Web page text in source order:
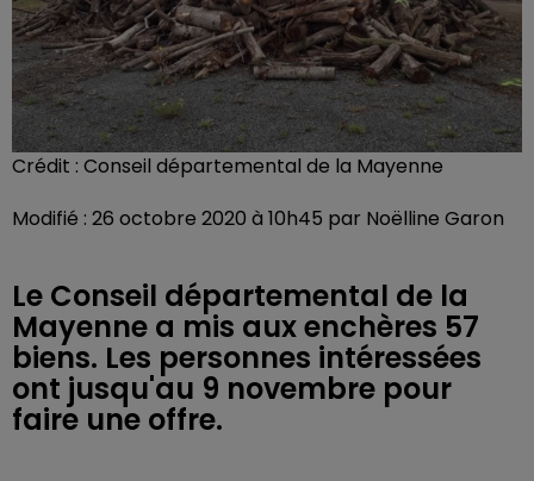
Crédit : Conseil départemental de la Mayenne
Modifié : 26 octobre 2020 à 10h45 par Noëlline Garon
Le Conseil départemental de la
Mayenne a mis aux enchères 57
biens. Les personnes intéressées
ont jusqu'au 9 novembre pour
faire une offre.